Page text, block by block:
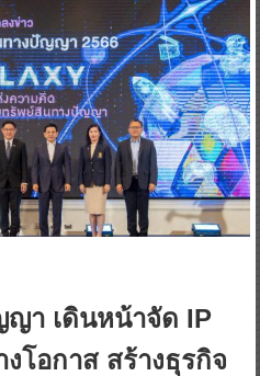
า เดินหน้าจัด IP
โอกาส สร้างธุรกิจ